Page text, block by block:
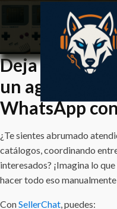
Deja de
un agente de
WhatsApp
¿Te sientes abrumado
catálogos, coordinando
interesados? ¡Imagina lo
hacer todo eso
ConSellerChat, puedes: